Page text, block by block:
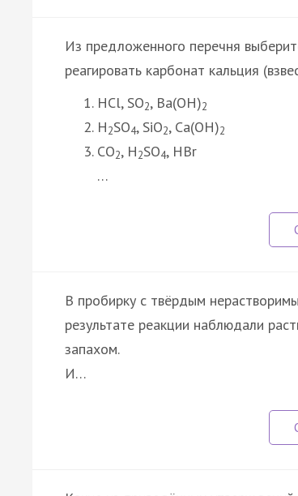
Из предложенного перечня
реагировать карбонат кальция
HCl, SO2, Ba(OH)2
H2SO4, SiO2, Ca(OH)2
CO2, H2SO4, HBr
…
В пробирку с твёрдым
результате реакции наблюдали
запахом.
И…